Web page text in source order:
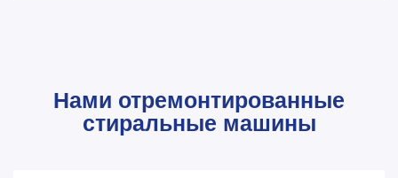
Нами отремонтированные
стиральные машины